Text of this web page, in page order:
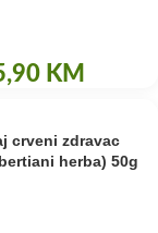
KM
crveni zdravac
herba) 50g